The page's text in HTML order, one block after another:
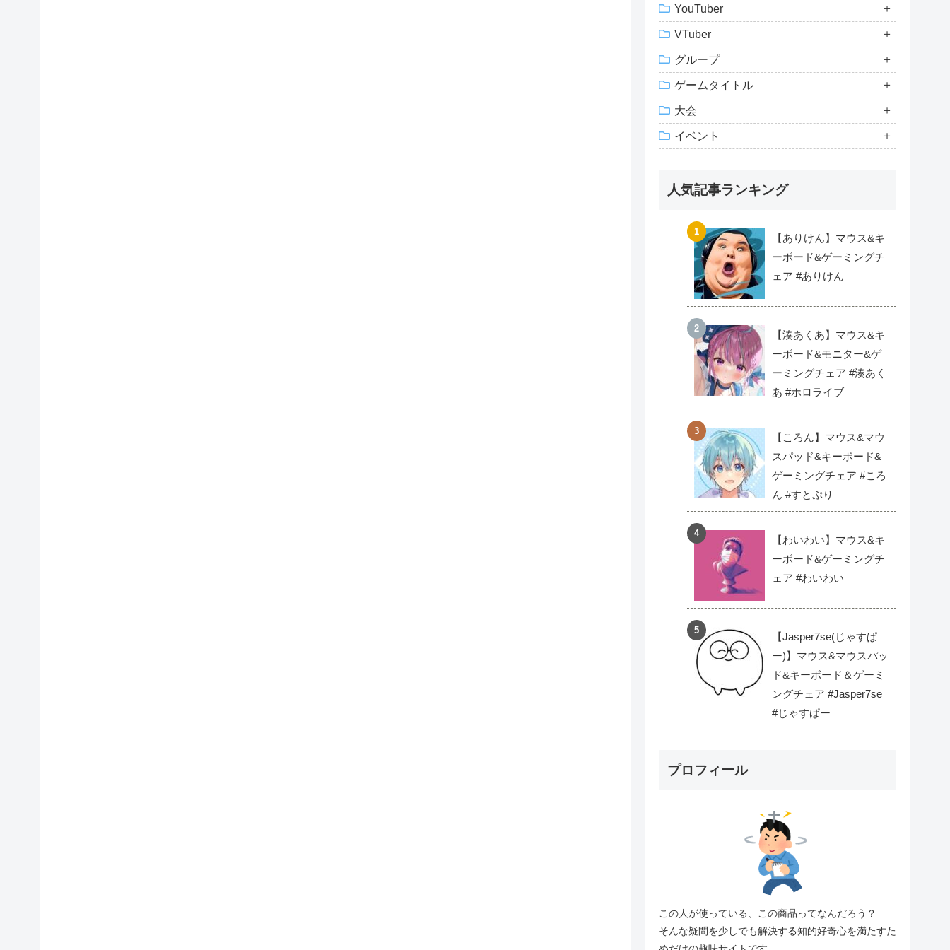
YouTuber
VTuber
グループ
ゲームタイトル
大会
イベント
人気記事ランキング
【ありけん】マウス&キ
ーボード&ゲーミングチ
ェア #ありけん
【湊あくあ】マウス&キ
ーボード&モニター&ゲ
ーミングチェア #湊あく
あ #ホロライブ
【ころん】マウス&マウ
スパッド&キーボード&
ゲーミングチェア #ころ
ん #すとぷり
【わいわい】マウス&キ
ーボード&ゲーミングチ
ェア #わいわい
【Jasper7se(じゃすぱ
ー)】マウス&マウスパッ
ド&キーボード＆ゲーミ
ングチェア #Jasper7se
#じゃすぱー
プロフィール
この人が使っている、この商品ってなんだろう？
そんな疑問を少しでも解決する知的好奇心を満たすた